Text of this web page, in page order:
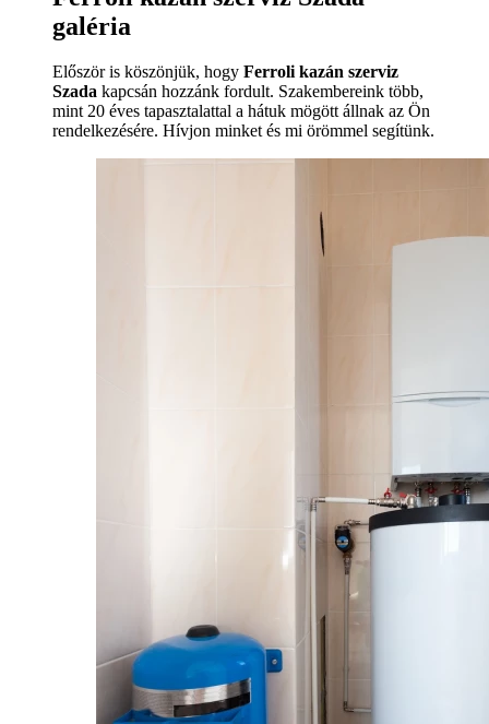
galéria
Először is köszönjük, hogy Ferroli kazán szerviz
Szada kapcsán hozzánk fordult. Szakembereink több,
mint 20 éves tapasztalattal a hátuk mögött állnak az Ön
rendelkezésére. Hívjon minket és mi örömmel segítünk.